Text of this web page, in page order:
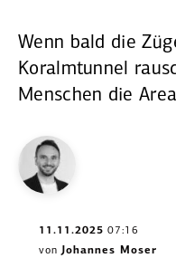
Wenn bald die
Koralmtunnel
Menschen die
11.11.2025 07:16
von Johannes Moser